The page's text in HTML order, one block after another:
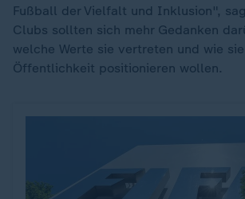
Fußball der Vielfalt und Inklusion",
Clubs sollten sich mehr Gedanken
welche Werte sie vertreten und wie
Öffentlichkeit positionieren wollen.